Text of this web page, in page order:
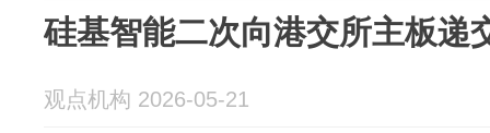
硅基智能二次向港交所主板递
观点机构 2026-05-21